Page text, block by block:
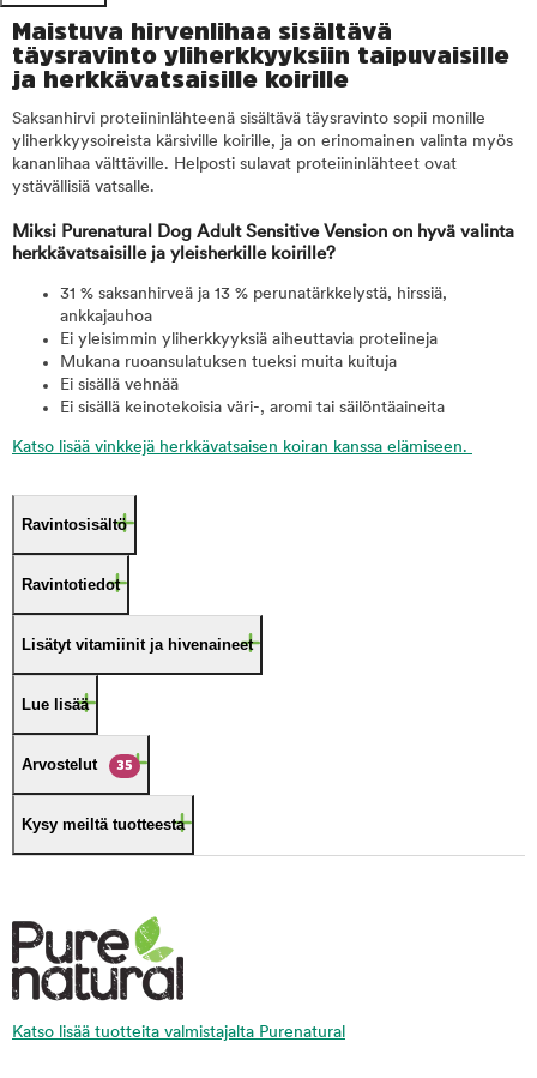
Maistuva hirvenlihaa sisältävä
täysravinto yliherkkyyksiin taipuvaisille
ja herkkävatsaisille koirille
Saksanhirvi proteiininlähteenä sisältävä täysravinto sopii monille
yliherkkyysoireista kärsiville koirille, ja on erinomainen valinta myös
kananlihaa välttäville. Helposti sulavat proteiininlähteet ovat
ystävällisiä vatsalle.
Miksi Purenatural Dog Adult Sensitive Vension on hyvä valinta
herkkävatsaisille ja yleisherkille koirille?
31 % saksanhirveä ja 13 % perunatärkkelystä, hirssiä,
ankkajauhoa
Ei yleisimmin yliherkkyyksiä aiheuttavia proteiineja
Mukana ruoansulatuksen tueksi muita kuituja
Ei sisällä vehnää
Ei sisällä keinotekoisia väri-, aromi tai säilöntäaineita
Katso lisää vinkkejä herkkävatsaisen koiran kanssa elämiseen.
Ravintosisältö
Ravintotiedot
Lisätyt vitamiinit ja hivenaineet
Lue lisää
Arvostelut 35
Kysy meiltä tuotteesta
Katso lisää tuotteita valmistajalta Purenatural